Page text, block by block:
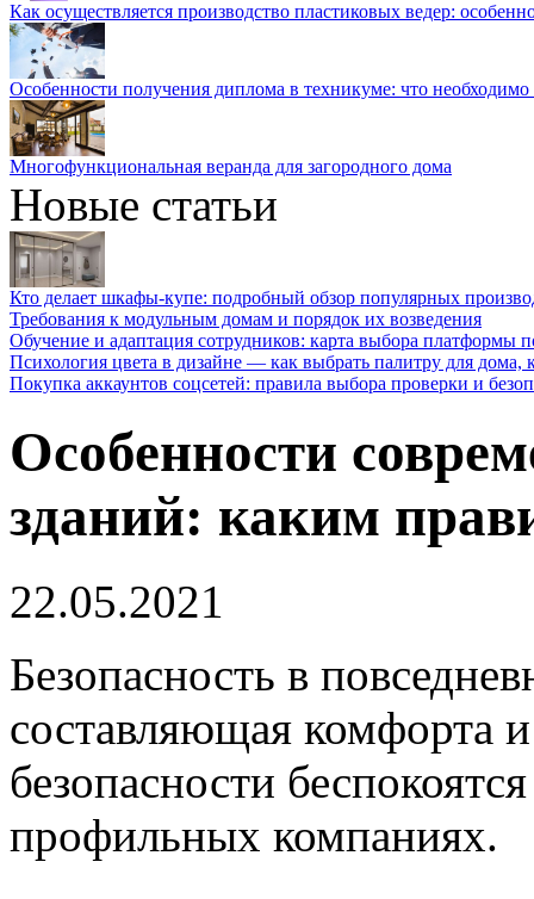
Как осуществляется производство пластиковых ведер:
Особенности получения диплома в техникуме: что необходимо
Многофункциональная веранда для загородного дома
Новые статьи
Кто делает шкафы-купе: подробный обзор популярных
Требования к модульным домам и порядок их возведения
Обучение и адаптация сотрудников: карта выбора платформы
Психология цвета в дизайне — как выбрать палитру для дома,
Покупка аккаунтов соцсетей: правила выбора проверки и
Особенности
зданий: каким
22.05.2021
Безопасность в
составляющая комфорта
безопасности
профильных компаниях.